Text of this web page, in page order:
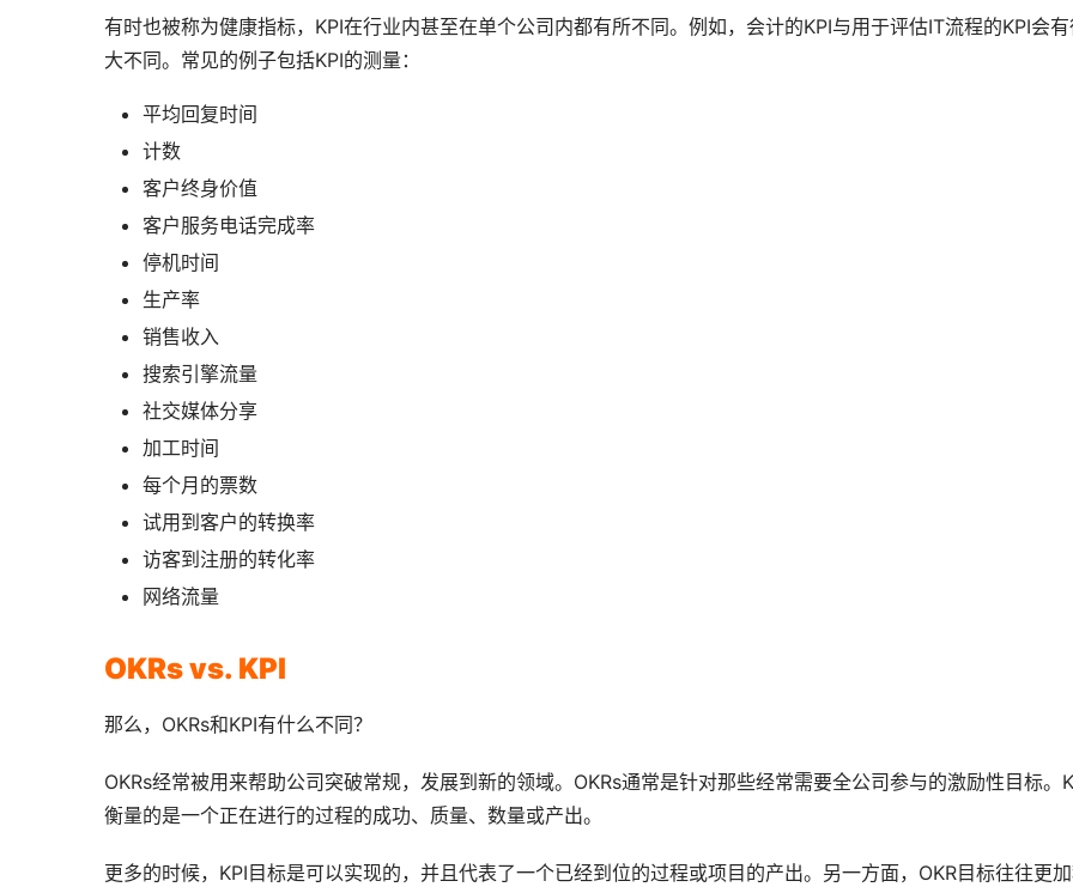
有时也被称为健康指标，KPI在行业内甚至在单个公司内都有所不同。例如，会计的KPI与用于评估IT流程的KPI会
大不同。常见的例子包括KPI的测量：
平均回复时间
计数
客户终身价值
客户服务电话完成率
停机时间
生产率
销售收入
搜索引擎流量
社交媒体分享
加工时间
每个月的票数
试用到客户的转换率
访客到注册的转化率
网络流量
OKRs vs. KPI
那么，OKRs和KPI有什么不同？
OKRs经常被用来帮助公司突破常规，发展到新的领域。OKRs通常是针对那些经常需要全公司参与的激励性目标。
衡量的是一个正在进行的过程的成功、质量、数量或产出。
更多的时候，KPI目标是可以实现的，并且代表了一个已经到位的过程或项目的产出。另一方面，OKR目标往往更